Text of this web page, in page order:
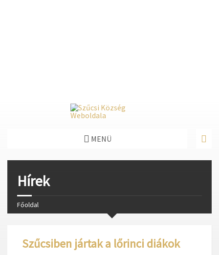
MENÜ
Hírek
Főoldal
Szűcsiben jártak a lőrinci diákok